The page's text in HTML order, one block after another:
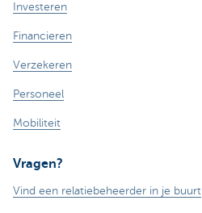
Investeren
Financieren
Verzekeren
Personeel
Mobiliteit
Vragen?
Vind een relatiebeheerder in je buurt